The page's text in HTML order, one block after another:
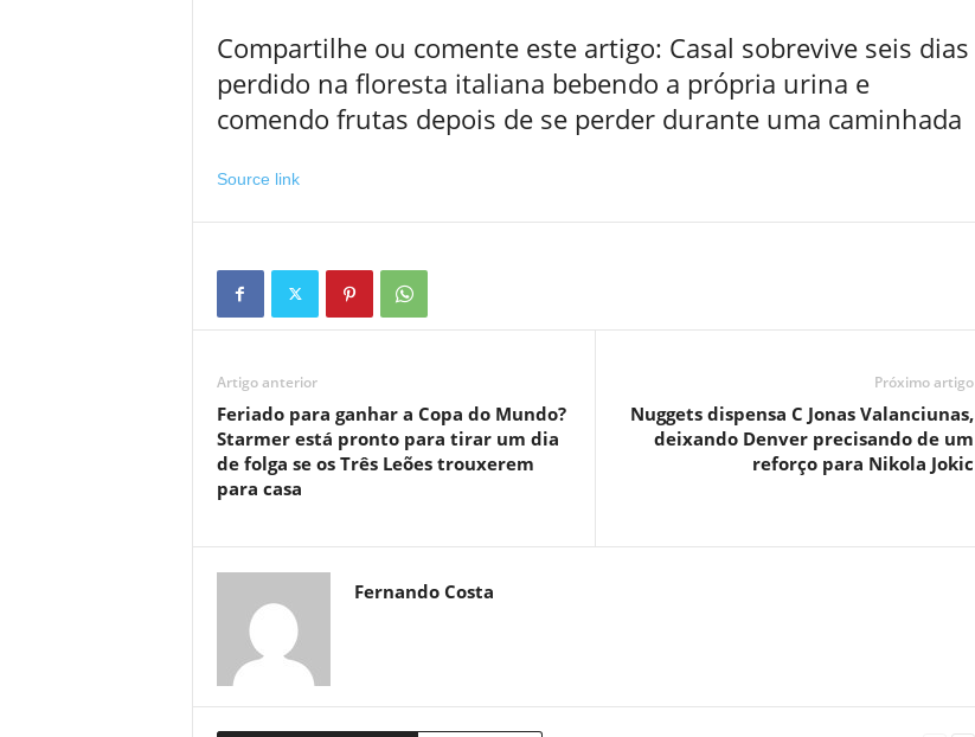
Compartilhe ou comente este artigo: Casal sobrevive seis dias
perdido na floresta italiana bebendo a própria urina e
comendo frutas depois de se perder durante uma caminhada
Source link
Artigo anterior
Feriado para ganhar a Copa do Mundo?
Starmer está pronto para tirar um dia
de folga se os Três Leões trouxerem
para casa
Próximo artigo
Nuggets dispensa C Jonas Valanciunas,
deixando Denver precisando de um
reforço para Nikola Jokic
Fernando Costa